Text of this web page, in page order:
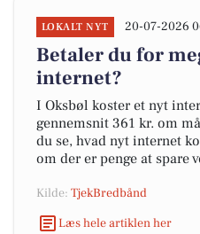
LOKALT NYT 20-07-2026
Betaler du for
internet?
I Oksbøl koster et nyt
gennemsnit 361 kr. om
du se, hvad nyt internet
om der er penge at spare
Kilde: TjekBredbånd
Læs hele artiklen her